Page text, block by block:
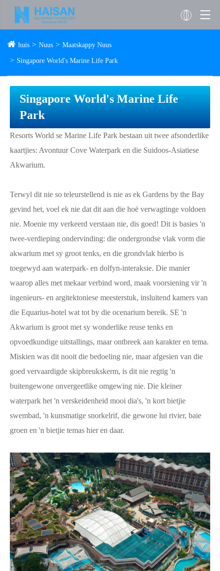
huis Nuus Maatskappy Nuus
Singapore World's Marine Life Park
Singapore World's Marine Life
Park
Resorts World se Marine Life Park bestaan ​​uit twee afsonderlike
kaartjies: Avontuur Cove Waterpark en die Suidoos-Asiatiese
Akwarium.
Terwyl dit nie so teleurstellend is nie as ek Gardens by the Bay
gevind het, voel ek nie dat dit aan die hoë verwagtinge voldoen
nie. Moenie my verkeerd verstaan ​​nie, dis goed! Dit is basies 'n
twee-verdieping ondervinding: die ondergrondse vlak vorm die
akwarium met sy groot tenks, en die grondvlak hierbo is
toegewyd aan waterpark- en dolfyn-interaksie. Die manier
waarop alles met mekaar verbind word, maak voorsiening vir 'n
ingenieurs- en argitektoniese meesterstuk, insluitend kamers van
die Equarius-hotel wat tot by die ocenarium bereik. SE 'n
Akwarium is groot met sy wonderlike reuse tenks en
opvoedkundige uitstallings, maar ontbreek aan karakter en tema.
Miskien was dit nooit die bedoeling nie, maar afgesien van die
goed vervaardigde skipbreukskerm, is dit nie regtig 'n
buitengewone onvergeetlike omgewing nie. Die kleiner
waterpark het 'n verskeidenheid mooi dia's, 'n kort bietjie
swembad, 'n kunsmatige snorkelrif, die gewone lui rivier, baie
groen en 'n bietjie temas hier en daar.